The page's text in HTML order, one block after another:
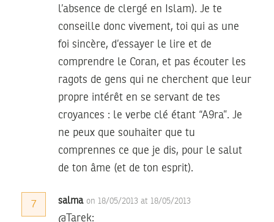
l’absence de clergé en Islam). Je te
conseille donc vivement, toi qui as une
foi sincère, d’essayer le lire et de
comprendre le Coran, et pas écouter les
ragots de gens qui ne cherchent que leur
propre intérêt en se servant de tes
croyances : le verbe clé étant “A9ra”. Je
ne peux que souhaiter que tu
comprennes ce que je dis, pour le salut
de ton âme (et de ton esprit).
7 salma on 18/05/2013 at 18/05/2013
@Tarek: